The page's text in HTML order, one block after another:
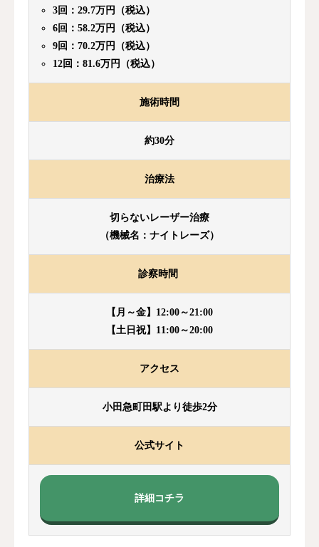
3回：29.7万円（税込）
6回：58.2万円（税込）
9回：70.2万円（税込）
12回：81.6万円（税込）
施術時間
約30分
治療法
切らないレーザー治療
（機械名：ナイトレーズ）
診察時間
【月～金】12:00～21:00
【土日祝】11:00～20:00
アクセス
小田急町田駅より徒歩2分
公式サイト
詳細コチラ